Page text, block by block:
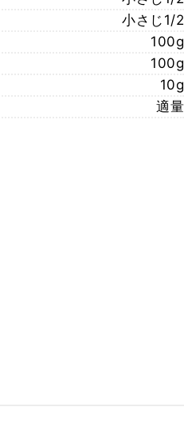
小さじ1/2
100g
100g
10g
適量